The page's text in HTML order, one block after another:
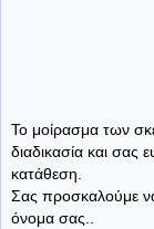
Το μοίρασμα των
διαδικασία και σας
κατάθεση.
Σας προσκαλούμε να
όνομα σας..